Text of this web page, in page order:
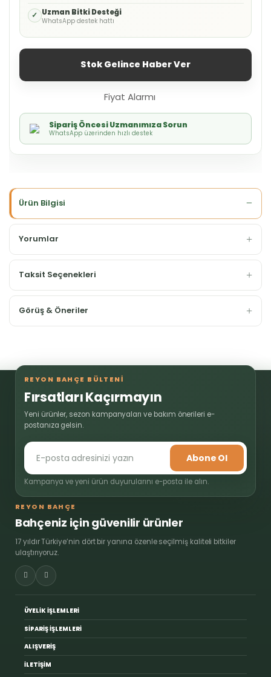
✓ Uzman Bitki Desteği
WhatsApp destek hattı
Stok Gelince Haber Ver
Fiyat Alarmı
Sipariş Öncesi Uzmanımıza Sorun
WhatsApp üzerinden hızlı destek
Ürün Bilgisi
Yorumlar
Taksit Seçenekleri
Görüş & Öneriler
REYON BAHÇE BÜLTENİ
Fırsatları Kaçırmayın
Yeni ürünler, sezon kampanyaları ve bakım önerileri e-
postanıza gelsin.
Abone Ol
Kampanya ve yeni ürün duyurularını e-posta ile alın.
REYON BAHÇE
Bahçeniz için güvenilir ürünler
17 yıldır Türkiye’nin dört bir yanına özenle seçilmiş kaliteli bitkiler
ulaştırıyoruz.
ÜYELİK İŞLEMLERİ
SİPARİŞ İŞLEMLERİ
ALIŞVERİŞ
İLETİŞİM